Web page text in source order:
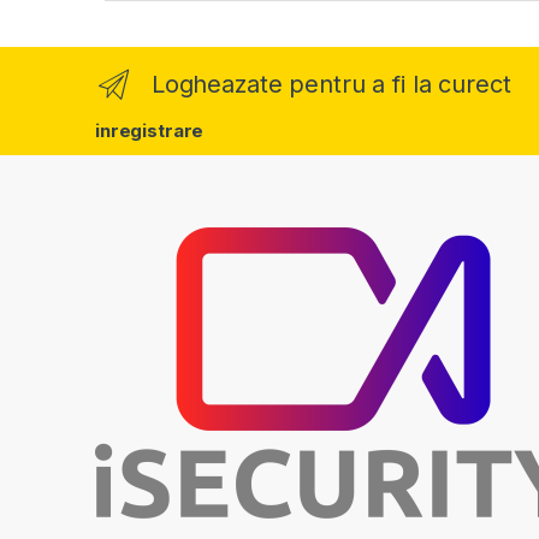
Logheazate pentru a fi la curect
inregistrare